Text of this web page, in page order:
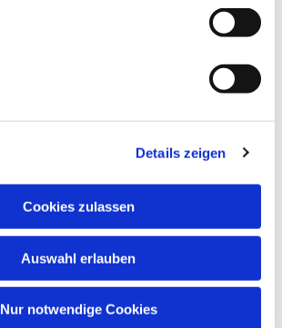
Details zeigen
Cookies zulassen
Auswahl erlauben
Nur notwendige Cookies